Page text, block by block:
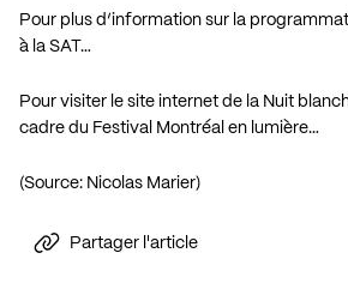
Pour plus d’information sur la
à la SAT…
Pour visiter le site internet de la Nuit
cadre du Festival Montréal en lumière…
(Source: Nicolas Marier)
Partager l'article